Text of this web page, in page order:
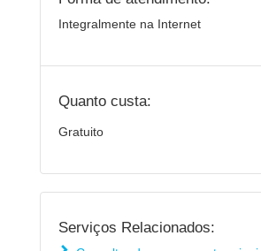
Integralmente na Internet
Quanto custa:
Gratuito
Serviços Relacionados: